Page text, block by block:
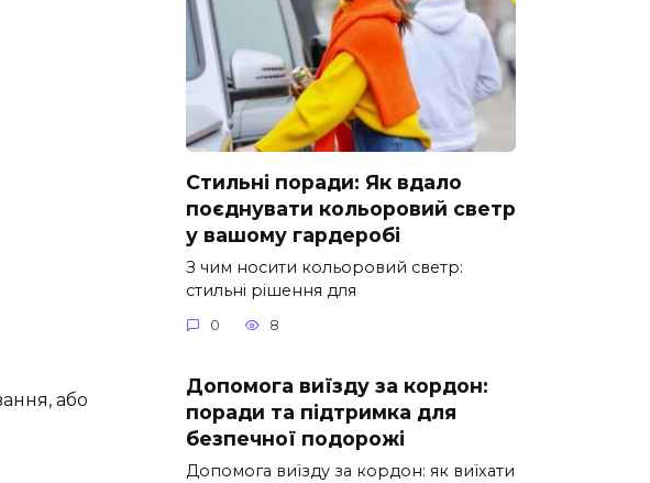
або
Стильні поради: Як вдало
поєднувати кольоровий светр
у вашому гардеробі
З чим носити кольоровий светр:
стильні рішення для
0 8
Допомога виїзду за кордон:
поради та підтримка для
безпечної подорожі
Допомога виїзду за кордон: як виїхати